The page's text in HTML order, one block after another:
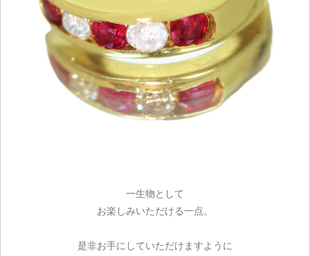
一生物として
お楽しみいただける一点。
是非お手にしていただけますように